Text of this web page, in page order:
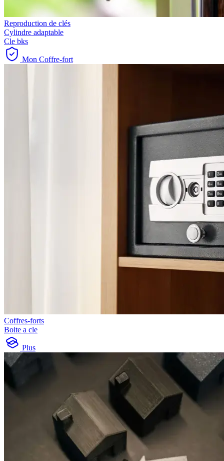
Reproduction de clés
Cylindre adaptable
Cle bks
Mon Coffre-fort
Coffres-forts
Boite a cle
Plus